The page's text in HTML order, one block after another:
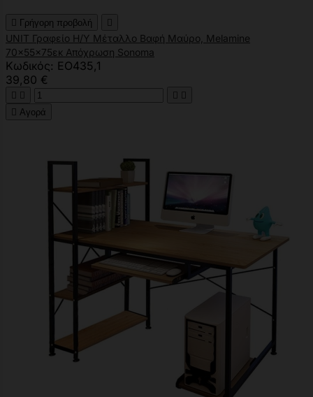
 Γρήγορη προβολή 
UNIT Γραφείο Η/Υ Μέταλλο Βαφή Μαύρο, Melamine
70x55x75εκ Απόχρωση Sonoma
Κωδικός: ΕΟ435,1
39,80 €
   
 Αγορά